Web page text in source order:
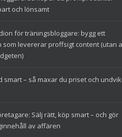
och lönsamt
för träningsbloggare: bygg ett
som levererar proffsigt content (utan
smart – så maxar du priset och
Sälj rätt, köp smart – och gör
av affären